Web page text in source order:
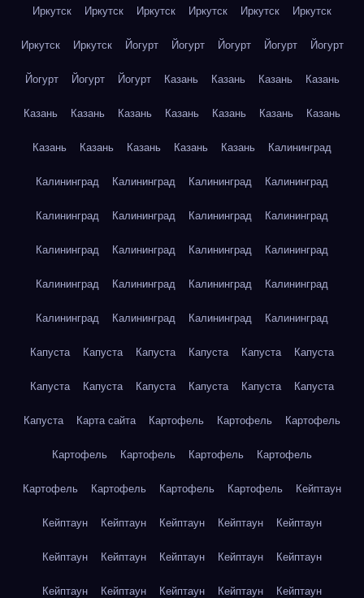
Иркутск Иркутск Иркутск Иркутск Иркутск Иркутск
Иркутск Иркутск Йогурт Йогурт Йогурт Йогурт Йогурт
Йогурт Йогурт Йогурт Казань Казань Казань Казань
Казань Казань Казань Казань Казань Казань Казань
Казань Казань Казань Казань Казань Калининград
Калининград Калининград Калининград Калининград
Калининград Калининград Калининград Калининград
Калининград Калининград Калининград Калининград
Калининград Калининград Калининград Калининград
Калининград Калининград Калининград Калининград
Капуста Капуста Капуста Капуста Капуста Капуста
Капуста Капуста Капуста Капуста Капуста Капуста
Капуста Карта сайта Картофель Картофель Картофель
Картофель Картофель Картофель Картофель
Картофель Картофель Картофель Картофель Кейптаун
Кейптаун Кейптаун Кейптаун Кейптаун Кейптаун
Кейптаун Кейптаун Кейптаун Кейптаун Кейптаун
Кейптаун Кейптаун Кейптаун Кейптаун Кейптаун